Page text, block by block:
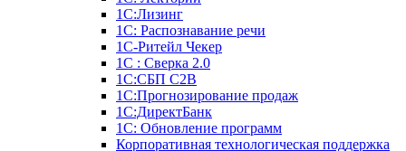
1С:Лизинг
1С: Распознавание речи
1C-Ритейл Чекер
1С : Сверка 2.0
1С:СБП C2B
1С:Прогнозирование продаж
1С:ДиректБанк
1С: Обновление программ
Корпоративная технологическая поддержка